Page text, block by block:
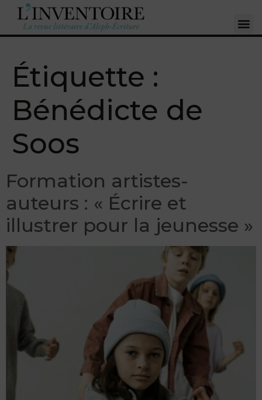
Étiquette :
Bénédicte de
Soos
Formation artistes-
auteurs : « Écrire et
illustrer pour la jeunesse »